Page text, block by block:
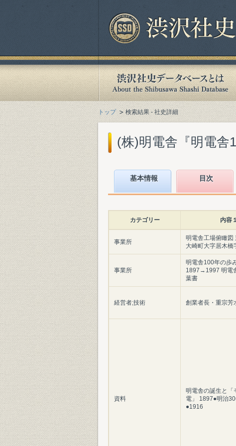
トップ 検索結果 - 社史詳細
(株)明電舎『明電舎
基本情報 目次
カテゴリー 内容
事業所
明電舎工場俯瞰図
大崎町大字居木橋
事業所
明電舎100年の歩
1897→1997 明電
葉書
経営者;技術 創業者長・重宗芳
資料
明電舎の誕生と「
電」 1897●明治
●1916